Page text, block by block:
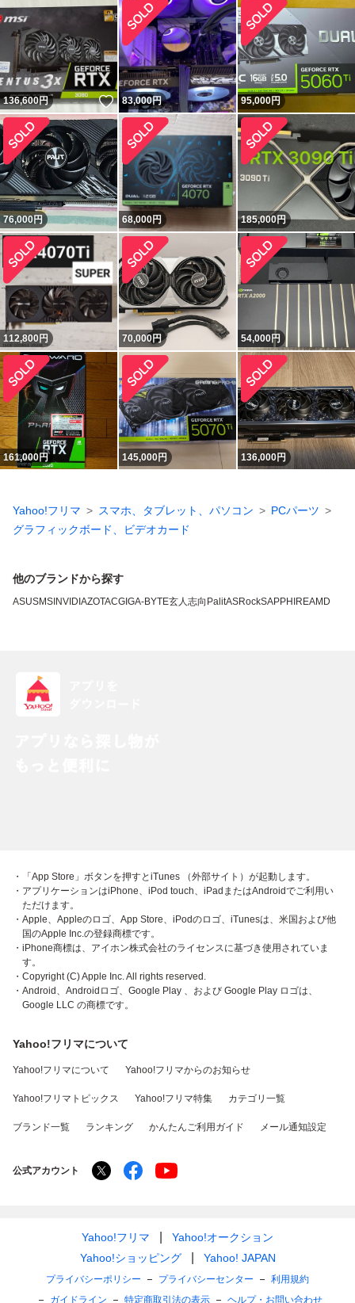
136,600円 いいね！
83,000円 95,000円
76,000円 68,000円 185,000円
112,800円 70,000円 54,000円
161,000円 145,000円 136,000円
Yahoo!フリマ スマホ、タブレット、パソコン
PCパーツ
グラフィックボード、ビデオカード
他のブランドから探す
ASUSMSI NVIDIAZOTACGIGA-BYTE玄人志向 PalitASRockSAPPHIREAMD
・「App Store」ボタンを押すとiTunes （外部サイト）が起動します。
・アプリケーションはiPhone、iPod touch、iPadまたはAndroidでご利用い
ただけます。
・Apple、Appleのロゴ、App Store、iPodのロゴ、iTunesは、米国および他
国のApple Inc.の登録商標です。
・iPhone商標は、アイホン株式会社のライセンスに基づき使用されていま
す。
・Copyright (C) Apple Inc. All rights reserved.
・Android、Androidロゴ、Google Play 、および Google Play ロゴは、
Google LLC の商標です。
Yahoo!フリマについて
Yahoo!フリマについて Yahoo!フリマからのお知らせ
Yahoo!フリマトピックス Yahoo!フリマ特集 カテゴリ一覧
ブランド一覧 ランキング かんたんご利用ガイド メール通知設定
公式アカウント
Yahoo!フリマ
Yahoo!オークション
Yahoo!ショッピング
Yahoo! JAPAN
プライバシーポリシー プライバシーセンター
利用規約
ガイドライン
特定商取引法の表示 ヘルプ・お問い合わせ